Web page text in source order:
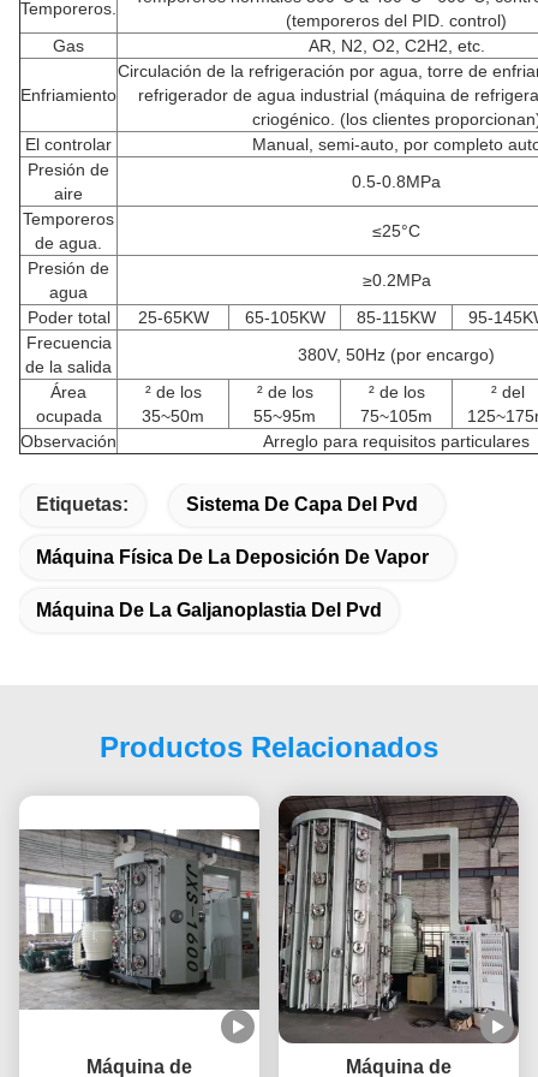
Temporeros.
(temporeros del PID. control)
Gas
AR, N2, O2, C2H2, etc.
Enfriamiento
Circulación de la refrigeración por agua, torre de
refrigerador de agua industrial (máquina de
criogénico. (los clientes
El controlar
Manual, semi-auto, por completo
Presión de
aire
0.5-0.8MPa
Temporeros
de agua.
≤25°C
Presión de
agua
≥0.2MPa
Poder total
25-65KW 65-105KW 85-115KW
95-
Frecuencia
de la salida
380V, 50Hz (por encargo)
Área
ocupada
² de los
35~50m
² de los
55~95m
² de los
75~105m
² del
Observación
Arreglo para requisitos particulares
Etiquetas: Sistema De Capa Del Pvd
Máquina Física De La Deposición De Vapor
Máquina De La Galjanoplastia Del Pvd
Productos Relacionados
Máquina de
Máquina de